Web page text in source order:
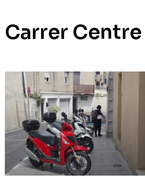
Carrer Centre